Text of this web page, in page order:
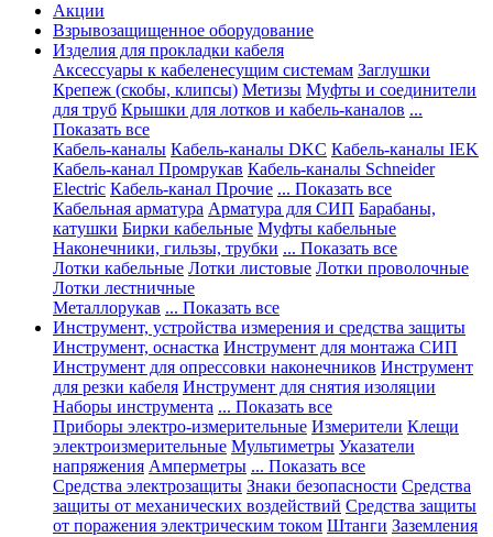
Акции
Взрывозащищенное оборудование
Изделия для прокладки кабеля
Аксессуары к кабеленесущим системам Заглушки
Крепеж (скобы, клипсы) Метизы Муфты и соединители
для труб Крышки для лотков и кабель-каналов ...
Показать все
Кабель-каналы Кабель-каналы DKC Кабель-каналы IEK
Кабель-канал Промрукав Кабель-каналы Schneider
Electric Кабель-канал Прочие ... Показать все
Кабельная арматура Арматура для СИП Барабаны,
катушки Бирки кабельные Муфты кабельные
Наконечники, гильзы, трубки ... Показать все
Лотки кабельные Лотки листовые Лотки проволочные
Лотки лестничные
Металлорукав ... Показать все
Инструмент, устройства измерения и средства защиты
Инструмент, оснастка Инструмент для монтажа СИП
Инструмент для опрессовки наконечников Инструмент
для резки кабеля Инструмент для снятия изоляции
Наборы инструмента ... Показать все
Приборы электро-измерительные Измерители Клещи
электроизмерительные Мультиметры Указатели
напряжения Амперметры ... Показать все
Средства электрозащиты Знаки безопасности Средства
защиты от механических воздействий Средства защиты
от поражения электрическим током Штанги Заземления